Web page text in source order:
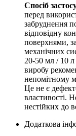
Спосіб
перед
забруднення
відповідну
поверхнями,
механічних
20-50 мл / 10
виробу
непомітному
Це не є
властивості.
нестійких до
Додаткова